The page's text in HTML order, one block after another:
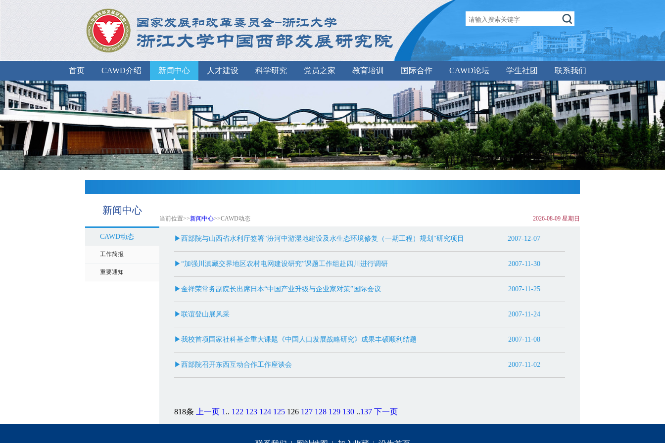
首页 CAWD介绍 新闻中心 人才建设 科学研究 党员之家 教育培训 国际合作 CAWD论坛 学生社团 联系我们
新闻中心
当前位置>>新闻中心>>CAWD动态 2026-08-09 星期日
CAWD动态
工作简报
重要通知
▶西部院与山西省水利厅签署"汾河中游湿地建设及水生态环境修复（一期工程）规划"研究项目 2007-12-07
▶“加强川滇藏交界地区农村电网建设研究”课题工作组赴四川进行调研 2007-11-30
▶金祥荣常务副院长出席日本“中国产业升级与企业家对策”国际会议 2007-11-25
▶联谊登山展风采 2007-11-24
▶我校首项国家社科基金重大课题《中国人口发展战略研究》成果丰硕顺利结题 2007-11-08
▶西部院召开东西互动合作工作座谈会 2007-11-02
818条 上一页 1 .. 122 123 124 125 126 127 128 129 130 ..137 下一页